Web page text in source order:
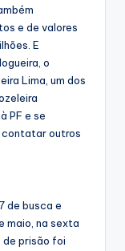
e de valores
E
o
Lima, um dos
PF e se
contatar outros
de busca e
maio, na sexta
de prisão foi